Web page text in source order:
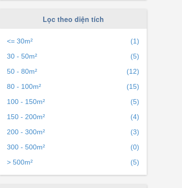
Lọc theo diện tích
<= 30m²
(1)
30 - 50m²
(5)
50 - 80m²
(12)
80 - 100m²
(15)
100 - 150m²
(5)
150 - 200m²
(4)
200 - 300m²
(3)
300 - 500m²
(0)
> 500m²
(5)